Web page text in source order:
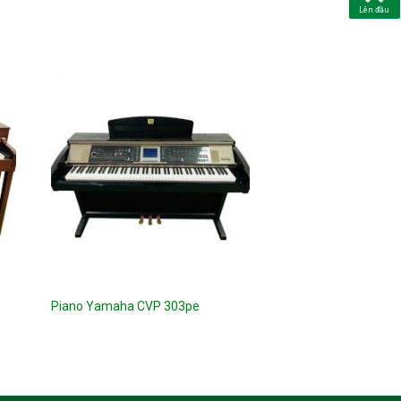
Piano Yamaha CVP 303pe
Lên đầu